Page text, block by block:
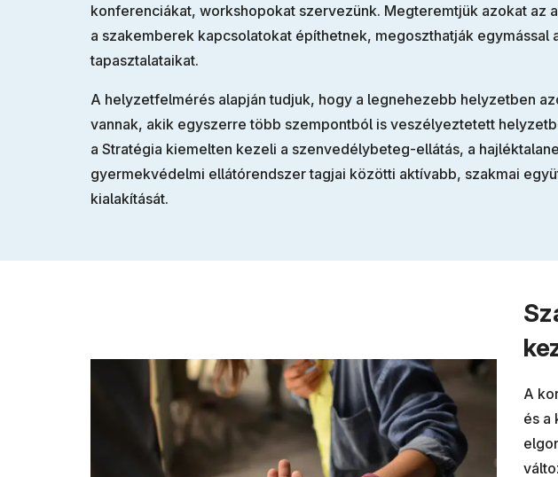
konferenciákat, workshopokat szervezünk. Megteremtjük azokat az
a szakemberek kapcsolatokat építhetnek, megoszthatják egymással
tapasztalataikat.
A helyzetfelmérés alapján tudjuk, hogy a legnehezebb helyzetben
vannak, akik egyszerre több szempontból is veszélyeztetett
a Stratégia kiemelten kezeli a szenvedélybeteg-ellátás, a
gyermekvédelmi ellátórendszer tagjai közötti aktívabb, szakmai
kialakítását.
A
és a